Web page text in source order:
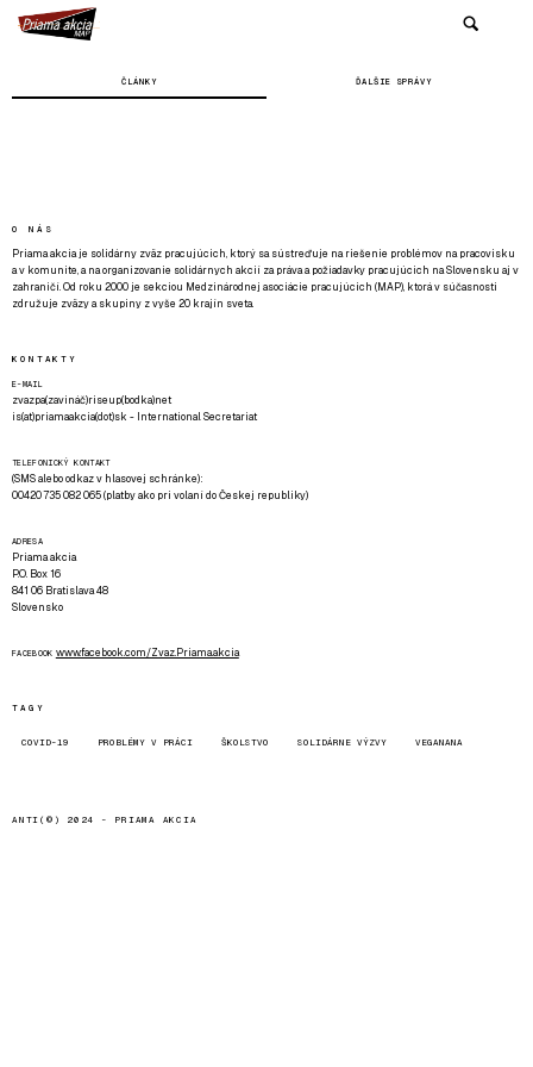
ČLÁNKY ĎALŠIE SPRÁVY
O NÁS
Priama akcia je solidárny zväz pracujúcich, ktorý sa sústreďuje na riešenie problémov na pracovisku
a v komunite, a na organizovanie solidárnych akcií za práva a požiadavky pracujúcich na Slovensku aj v
zahraničí. Od roku 2000 je sekciou Medzinárodnej asociácie pracujúcich (MAP), ktorá v súčasnosti
združuje zväzy a skupiny z vyše 20 krajín sveta.
KONTAKTY
E-MAIL
zvazpa(zavináč)riseup(bodka)net
is(at)priamaakcia(dot)sk - International Secretariat
TELEFONICKÝ KONTAKT
(SMS alebo odkaz v hlasovej schránke):
00420 735 082 065 (platby ako pri volaní do Českej republiky)
ADRESA
Priama akcia
P.O. Box 16
841 06 Bratislava 48
Slovensko
FACEBOOK www.facebook.com/Zvaz.Priama.akcia
TAGY
COVID-19 PROBLÉMY V PRÁCI ŠKOLSTVO SOLIDÁRNE VÝZVY VEGANANA
ANTI(©) 2024 - PRIAMA AKCIA